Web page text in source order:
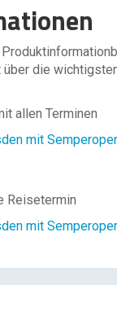
die
allen Terminen
mit Semperoper
Reisetermin
mit